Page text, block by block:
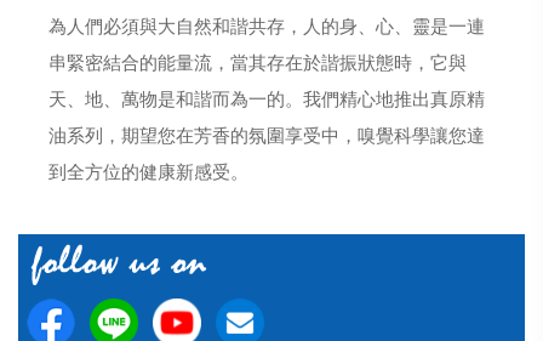
為人們必須與大自然和諧共存，人的身、心、靈是一連
串緊密結合的能量流，當其存在於諧振狀態時，它與
天、地、萬物是和諧而為一的。我們精心地推出真原精
油系列，期望您在芳香的氛圍享受中，嗅覺科學讓您達
到全方位的健康新感受。